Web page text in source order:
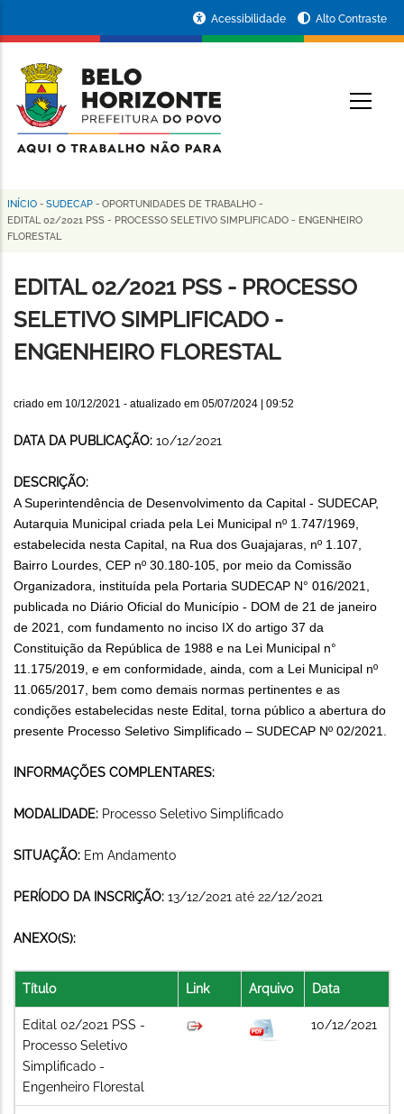
conteúdo
principal
da
Prefeitura
de
Horizonte
Acessibilidade Alto Contraste
Trilha
de
navegação
INÍCIO - SUDECAP - OPORTUNIDADES DE TRABALHO -
EDITAL 02/2021 PSS - PROCESSO SELETIVO SIMPLIFICADO - ENGENHEIRO
FLORESTAL
EDITAL 02/2021 PSS - PROCESSO
SELETIVO SIMPLIFICADO -
ENGENHEIRO FLORESTAL
criado em 10/12/2021 - atualizado em 05/07/2024 | 09:52
DATA DA PUBLICAÇÃO: 10/12/2021
DESCRIÇÃO:
A Superintendência de Desenvolvimento da Capital - SUDECAP,
Autarquia Municipal criada pela Lei Municipal nº 1.747/1969,
estabelecida nesta Capital, na Rua dos Guajajaras, nº 1.107,
Bairro Lourdes, CEP nº 30.180-105, por meio da Comissão
Organizadora, instituída pela Portaria SUDECAP N° 016/2021,
publicada no Diário Oficial do Município - DOM de 21 de janeiro
de 2021, com fundamento no inciso IX do artigo 37 da
Constituição da República de 1988 e na Lei Municipal n°
11.175/2019, e em conformidade, ainda, com a Lei Municipal nº
11.065/2017, bem como demais normas pertinentes e as
condições estabelecidas neste Edital, torna público a abertura do
presente Processo Seletivo Simplificado – SUDECAP Nº 02/2021.
INFORMAÇÕES COMPLENTARES:
MODALIDADE: Processo Seletivo Simplificado
SITUAÇÃO: Em Andamento
PERÍODO DA INSCRIÇÃO: 13/12/2021 até 22/12/2021
ANEXO(S):
Título Link Arquivo Data
Edital 02/2021 PSS -
Processo Seletivo
Simplificado -
Engenheiro Florestal
10/12/2021